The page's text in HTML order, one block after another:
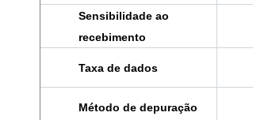
Sensibilidade ao
recebimento
Taxa de dados
Método de depuração